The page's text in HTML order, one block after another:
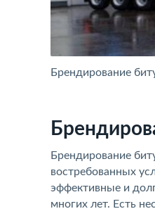
Брендирование
Брендирование
востребованных
эффективные и
многих лет. Есть